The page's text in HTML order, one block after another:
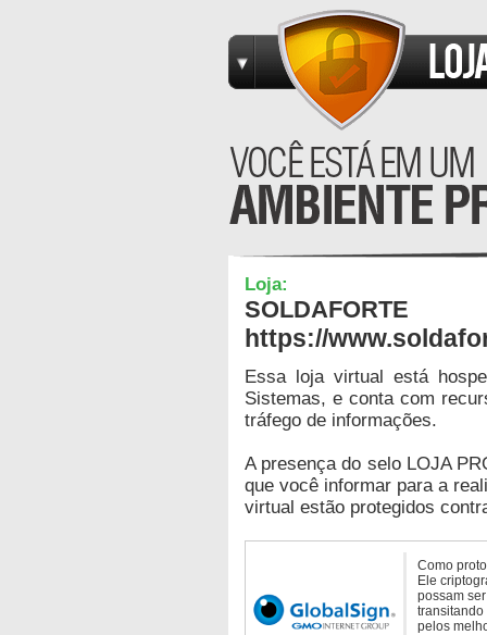
Loja:
SOLDAFORTE
https://
Essa loja virtual está
Sistemas, e conta com
tráfego de informações.
A presença do selo LOJA
que você informar para a
virtual estão protegidos
Como
Ele
possam
transitando
pelos